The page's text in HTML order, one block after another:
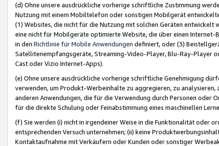
(d) Ohne unsere ausdrückliche vorherige schriftliche Zustimmung
Nutzung mit einem Mobiltelefon oder sonstigen Mobilgerät
(1) Websites, die nicht für die Nutzung mit solchen Geräten
eine nicht für Mobilgeräte optimierte Website, die über einen
in den Richtlinie für Mobile Anwendungen definiert, oder (3)
Satellitenempfangsgeräte, Streaming-Video-Player, Blu-Ray-Player
Cast oder Vizio Internet-Apps).
(e) Ohne unsere ausdrückliche vorherige schriftliche Genehmigung
verwenden, um Produkt-Werbeinhalte zu aggregieren, zu
anderen Anwendungen, die für die Verwendung durch Personen
für die direkte Schulung oder Feinabstimmung eines maschinellen
(f) Sie werden (i) nicht in irgendeiner Weise in die Funktionalität oder
entsprechenden Versuch unternehmen; (ii) keine
Kontaktaufnahme mit Verkäufern oder Kunden oder sonstiger